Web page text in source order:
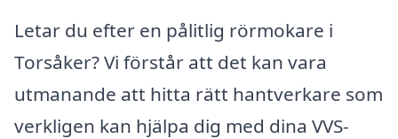
Letar du efter en pålitlig rörmokare i
Torsåker? Vi förstår att det kan vara
utmanande att hitta rätt hantverkare som
verkligen kan hjälpa dig med dina VVS-